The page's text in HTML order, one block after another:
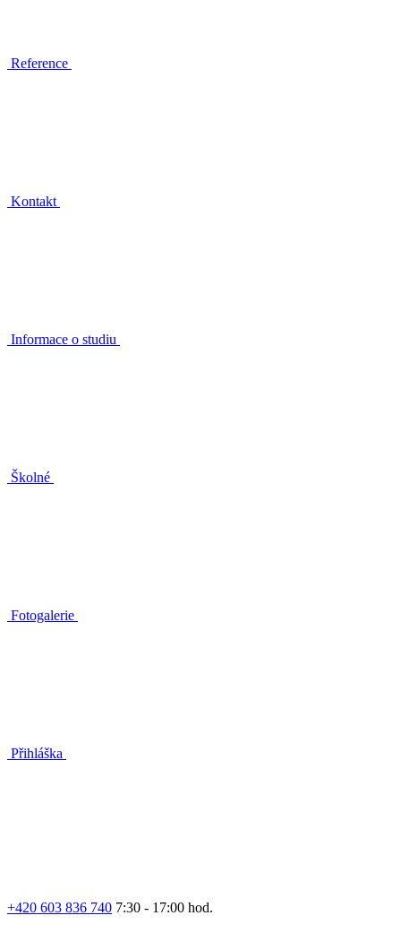
Reference
Kontakt
Informace o studiu
Školné
Fotogalerie
Přihláška
+420 603 836 740 7:30 - 17:00 hod.